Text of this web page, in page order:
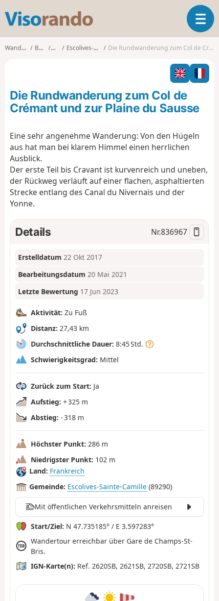
s
o
o
T
o
g
l
n
o
n
Wanderungen Burgund YonneEscolives-Sainte-Camille Die Rundwanderung zum Col de Crémant und zur Plaine du Sausse
Die Rundwanderung zum Col de
Crémant und zur Plaine du Sausse
Eine sehr angenehme Wanderung: Von den Hügeln
aus hat man bei klarem Himmel einen herrlichen
Ausblick.
Der erste Teil bis Cravant ist kurvenreich und uneben,
der Rückweg verläuft auf einer flachen, asphaltierten
Strecke entlang des Canal du Nivernais und der
Yonne.
Details Nr.836967
Erstelldatum 22 Okt 2017
Bearbeitungsdatum 20 Mai 2021
Letzte Bewertung 17 Jun 2023
Aktivität: Zu Fuß
Distanz: 27,43 km
Durchschnittliche Dauer: 8:45 Std.
Schwierigkeitsgrad: Mittel
Zurück zum Start: Ja
Aufstieg: + 325 m
Abstieg: - 318 m
Höchster Punkt: 286 m
Niedrigster Punkt: 102 m
Land: Frankreich
Gemeinde: Escolives-Sainte-Camille (89290)
Mit öffentlichen Verkehrsmitteln anreisen
Start/Ziel: N 47.735185° / E 3.597283°
Wandertour erreichbar über Gare de Champs-St-
Bris.
IGN-Karte(n): Ref. 2620SB, 2621SB, 2720SB, 2721SB